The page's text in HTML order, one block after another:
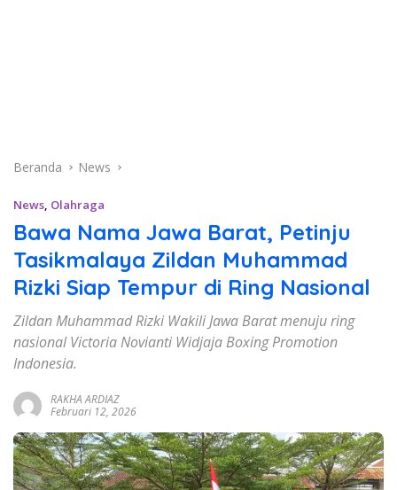
Beranda News
News, Olahraga
Bawa Nama Jawa Barat, Petinju
Tasikmalaya Zildan Muhammad
Rizki Siap Tempur di Ring Nasional
Zildan Muhammad Rizki Wakili Jawa Barat menuju ring
nasional Victoria Novianti Widjaja Boxing Promotion
Indonesia.
RAKHA ARDIAZ
Februari 12, 2026